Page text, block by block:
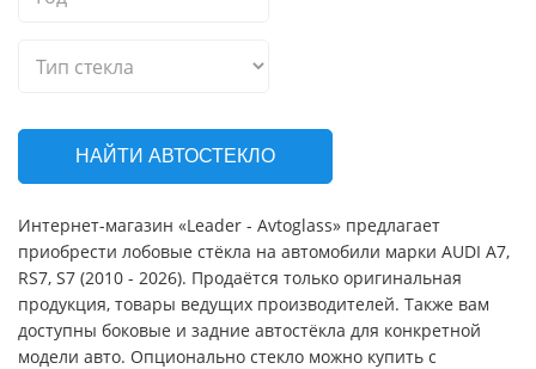
НАЙТИ АВТОСТЕКЛО
Интернет-магазин «Leader - Avtoglass» предлагает
приобрести лобовые стёкла на автомобили марки AUDI A7,
RS7, S7 (2010 - 2026). Продаётся только оригинальная
продукция, товары ведущих производителей. Также вам
доступны боковые и задние автостёкла для конкретной
модели авто. Опционально стекло можно купить с